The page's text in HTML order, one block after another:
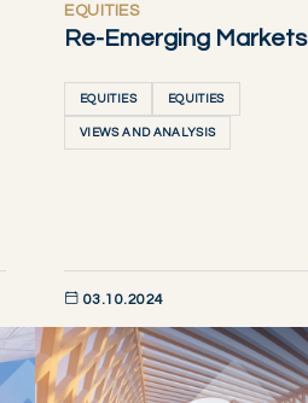
EQUITIES
Re-Emerging Markets
EQUITIES EQUITIES
VIEWS AND ANALYSIS
03.10.2024
DÉCOUVRIR MAINTENANT